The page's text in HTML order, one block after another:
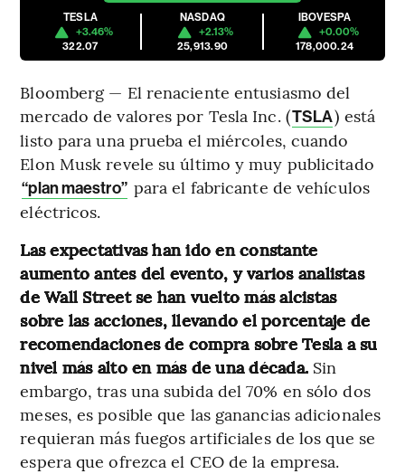
TESLA
+3.46%
322.07
NASDAQ
+2.13%
25,913.90
IBOVESPA
+0.00%
178,000.24
Bloomberg — El renaciente entusiasmo del
mercado de valores por Tesla Inc. (TSLA) está
listo para una prueba el miércoles, cuando
Elon Musk revele su último y muy publicitado
“plan maestro” para el fabricante de vehículos
eléctricos.
Las expectativas han ido en constante
aumento antes del evento, y varios analistas
de Wall Street se han vuelto más alcistas
sobre las acciones, llevando el porcentaje de
recomendaciones de compra sobre Tesla a su
nivel más alto en más de una década. Sin
embargo, tras una subida del 70% en sólo dos
meses, es posible que las ganancias adicionales
requieran más fuegos artificiales de los que se
espera que ofrezca el CEO de la empresa.